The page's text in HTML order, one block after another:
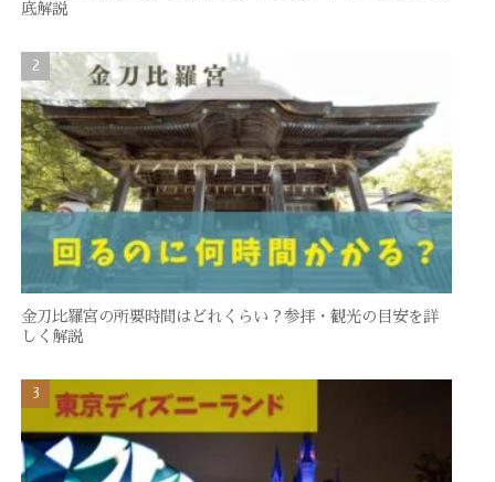
底解説
金刀比羅宮の所要時間はどれくらい？参拝・観光の目安を詳
しく解説